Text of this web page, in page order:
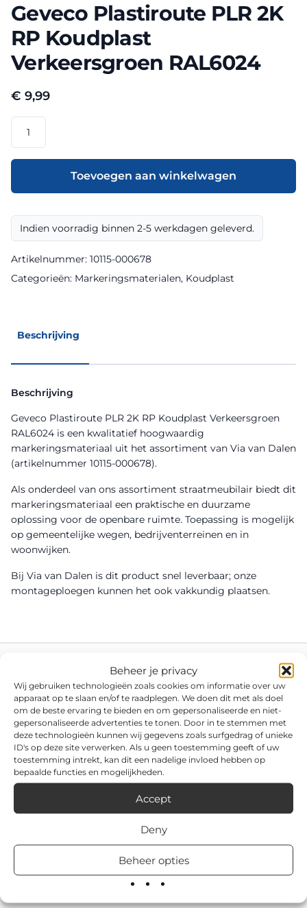
Beheer je privacy
Wij gebruiken technologieën zoals cookies om informatie over uw
apparaat op te slaan en/of te raadplegen. We doen dit met als doel
om de beste ervaring te bieden en om gepersonaliseerde en niet-
gepersonaliseerde advertenties te tonen. Door in te stemmen met
deze technologieën kunnen wij gegevens zoals surfgedrag of unieke
ID's op deze site verwerken. Als u geen toestemming geeft of uw
toestemming intrekt, kan dit een nadelige invloed hebben op
bepaalde functies en mogelijkheden.
Accept
Deny
Beheer opties
Geveco Plastiroute PLR 2K
RP Koudplast
Verkeersgroen RAL6024
€ 9,99
Plastiroute
PLR
RP
Verkeersgroen
RAL6024
aantal
Toevoegen aan winkelwagen
Indien voorradig binnen 2-5 werkdagen geleverd.
Artikelnummer: 10115-000678
Categorieën: Markeringsmaterialen, Koudplast
Beschrijving
Beschrijving
Geveco Plastiroute PLR 2K RP Koudplast Verkeersgroen
RAL6024 is een kwalitatief hoogwaardig
markeringsmateriaal uit het assortiment van Via van Dalen
(artikelnummer 10115-000678).
Als onderdeel van ons assortiment straatmeubilair biedt dit
markeringsmateriaal een praktische en duurzame
oplossing voor de openbare ruimte. Toepassing is mogelijk
op gemeentelijke wegen, bedrijventerreinen en in
woonwijken.
Bij Via van Dalen is dit product snel leverbaar; onze
montageploegen kunnen het ook vakkundig plaatsen.